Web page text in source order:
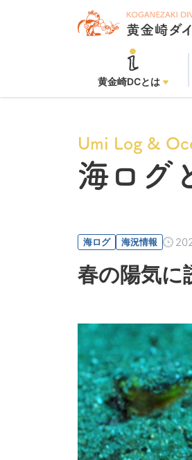
黄金崎DCとは
Umi Log &
海ログ
海ログ 海況情報
春の陽気に